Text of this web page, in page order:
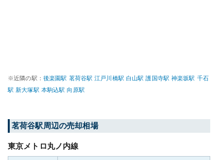
※近隣の駅： 後楽園駅 茗荷谷駅 江戸川橋駅 白山駅 護国寺駅 神楽坂駅 千石
駅 新大塚駅 本駒込駅 向原駅
茗荷谷駅周辺の売却相場
東京メトロ丸ノ内線